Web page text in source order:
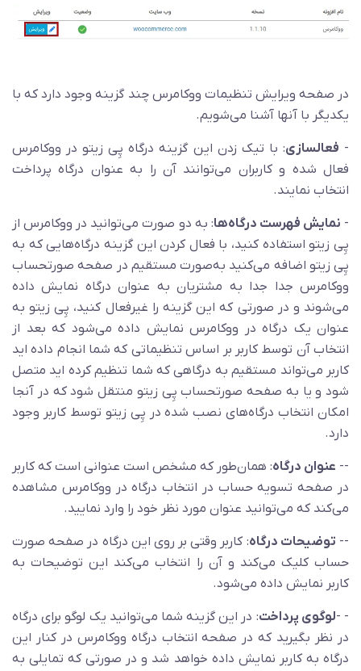
در صفحه ویرایش تنظیمات ووکامرس چند گزینه وجود دارد که با
یکدیگر با آنها آشنا می‌شویم.
- فعالسازی: با تیک زدن این گزینه درگاه پِی زیتو در ووکامرس
فعال شده و کاربران می‌توانند آن را به عنوان درگاه پرداخت
انتخاب نمایند.
- نمایش فهرست درگاه‌ها: به دو صورت می‌توانید در ووکامرس از
پِی زیتو استفاده کنید، با فعال کردن این گزینه درگاه‌هایی که به
پِی زیتو اضافه می‌کنید به‌صورت مستقیم در صفحه صورتحساب
ووکامرس جدا جدا به مشتریان به عنوان درگاه نمایش داده
می‌شوند و در صورتی که این گزینه را غیرفعال کنید، پِی زیتو به
عنوان یک درگاه در ووکامرس نمایش داده می‌شود که بعد از
انتخاب آن توسط کاربر بر اساس تنظیماتی که شما انجام داده اید
کاربر می‌تواند مستقیم به درگاهی که شما تنظیم کرده اید متصل
شود و یا به صفحه صورتحساب پِی زیتو منتقل شود که در آنجا
امکان انتخاب درگاه‌های نصب شده در پِی زیتو توسط کاربر وجود
دارد.
-- عنوان درگاه: همان‌طور که مشخص است عنوانی است که کاربر
در صفحه تسویه حساب در انتخاب درگاه در ووکامرس مشاهده
می‌کند که می‌توانید عنوان مورد نظر خود را وارد نمایید.
-- توضیحات درگاه: کاربر وقتی بر روی این درگاه در صفحه صورت
حساب کلیک می‌کند و آن را انتخاب می‌کند این توضیحات به
کاربر نمایش داده می‌شود.
- -لوگوی پرداخت: در این گزینه شما می‌توانید یک لوگو برای درگاه
در نظر بگیرید که در صفحه انتخاب درگاه ووکامرس در کنار این
درگاه به کاربر نمایش داده خواهد شد و در صورتی که تمایلی به